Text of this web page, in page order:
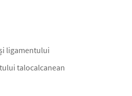
ligamentului
talocalcanean